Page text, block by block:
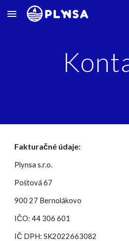
Skip to main content
Fakturačné údaje:
Plynsa s.r.o.
Poštová 67
900 27 Bernolákovo
IČO: 44 306 601
IČ DPH: SK2022663082